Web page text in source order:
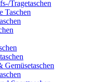
Tragetaschen
Taschen
Gemüsetaschen